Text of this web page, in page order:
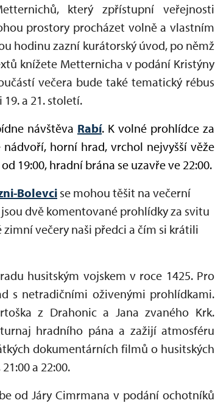
který zpřístupní veřejnosti
prostory procházet volně a vlastním
hodinu zazní kurátorský úvod, po němž
knížete Metternicha v podání Kristýny
večera bude také tematický rébus
a 21. století.
návštěva Rabí. K volné prohlídce za
horní hrad, vrchol nejvyšší věže
19:00, hradní brána se uzavře ve 22:00.
Bolevcise mohou těšit na večerní
dvě komentované prohlídky za svitu
večery naši předci a čím si krátili
husitským vojskem v roce 1425. Pro
s netradičními oživenými prohlídkami.
z Drahonic a Jana zvaného Krk.
hradního pána a zažijí atmosféru
dokumentárních filmů o husitských
a 22:00.
od Járy Cimrmana v podání ochotníků